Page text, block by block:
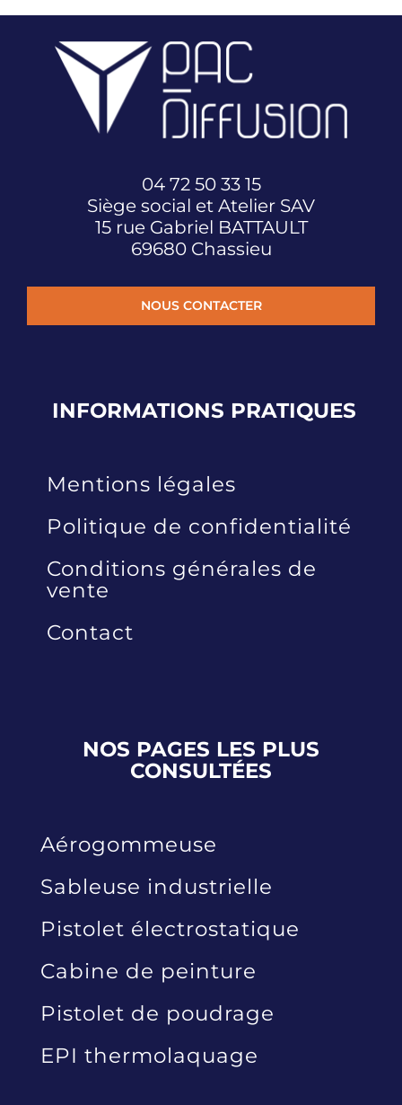
04 72 50 33 15
Siège social et Atelier SAV
15 rue Gabriel BATTAULT
69680 Chassieu
NOUS CONTACTER
INFORMATIONS PRATIQUES
Mentions légales
Politique de confidentialité
Conditions générales de
vente
Contact
NOS PAGES LES PLUS
CONSULTÉES
Aérogommeuse
Sableuse industrielle
Pistolet électrostatique
Cabine de peinture
Pistolet de poudrage
EPI thermolaquage